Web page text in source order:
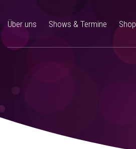
Über uns Shows & Termine Shop